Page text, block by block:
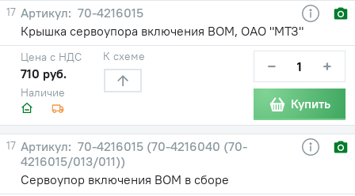
17
70-4216015
Крышка сервоупора включения ВОМ, ОАО "МТЗ"
Наличие
Цена с НДС
710 руб.
К схеме − +
Купить
17
70-4216015 (70-4216040 (70-
4216015/013/011))
Сервоупор включения ВОМ в сборе